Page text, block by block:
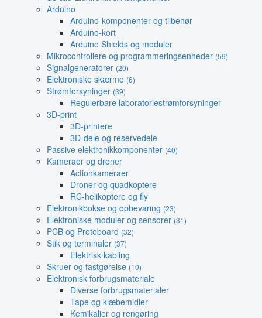
Arduino
Arduino-komponenter og tilbehør
Arduino-kort
Arduino Shields og moduler
Mikrocontrollere og programmeringsenheder (59)
Signalgeneratorer (20)
Elektroniske skærme (6)
Strømforsyninger (39)
Regulerbare laboratoriestrømforsyninger
3D-print
3D-printere
3D-dele og reservedele
Passive elektronikkomponenter (40)
Kameraer og droner
Actionkameraer
Droner og quadkoptere
RC-helikoptere og fly
Elektronikbokse og opbevaring (23)
Elektroniske moduler og sensorer (31)
PCB og Protoboard (32)
Stik og terminaler (37)
Elektrisk kabling
Skruer og fastgørelse (10)
Elektronisk forbrugsmateriale
Diverse forbrugsmaterialer
Tape og klæbemidler
Kemikalier og rengøring